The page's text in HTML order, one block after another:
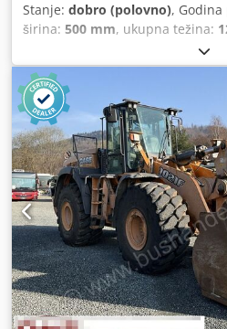
Stanje: dobro (polovno),
širina: 500 mm, ukupna težina:
, CASE IH
Chsdpevr Dxpjfx An Usa marka :
Godina : 1987 Radno vreme:
Oprema raznih tipova: sjeckalica